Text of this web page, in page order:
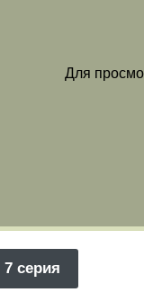
Для
7 серия